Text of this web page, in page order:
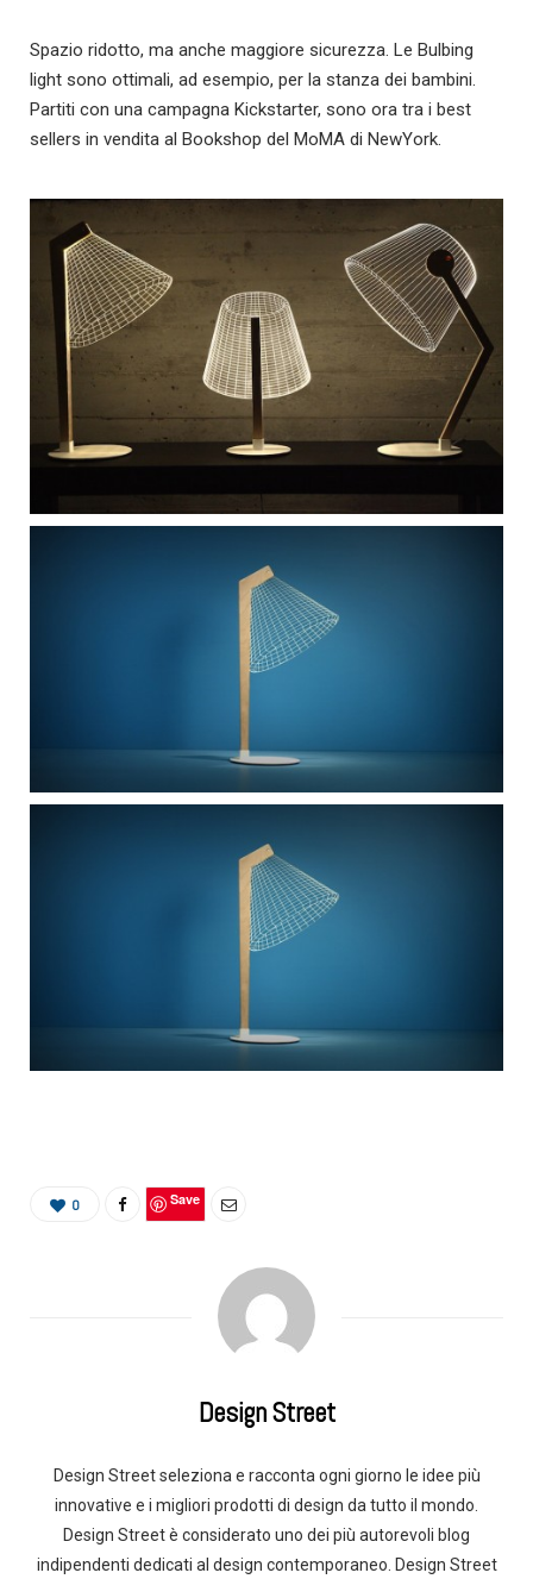
Spazio ridotto, ma anche maggiore sicurezza. Le Bulbing
light sono ottimali, ad esempio, per la stanza dei bambini.
Partiti con una campagna Kickstarter, sono ora tra i best
sellers in vendita al Bookshop del MoMA di NewYork.
0 Save
Design Street
Design Street seleziona e racconta ogni giorno le idee più
innovative e i migliori prodotti di design da tutto il mondo.
Design Street è considerato uno dei più autorevoli blog
indipendenti dedicati al design contemporaneo. Design Street